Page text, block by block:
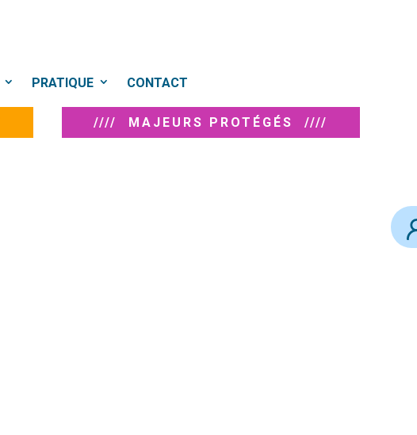
PRATIQUE CONTACT
//// MAJEURS PROTÉGÉS ////